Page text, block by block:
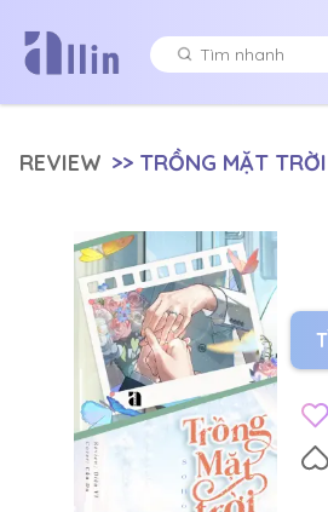
REVIEW >> TRỒNG MẶT TRỜI